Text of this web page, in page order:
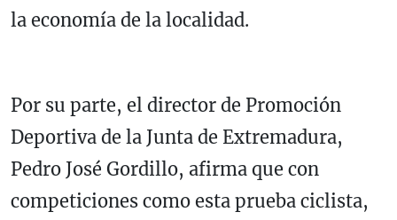
la economía de la localidad.
Por su parte, el director de Promoción
Deportiva de la Junta de Extremadura,
Pedro José Gordillo, afirma que con
competiciones como esta prueba ciclista,